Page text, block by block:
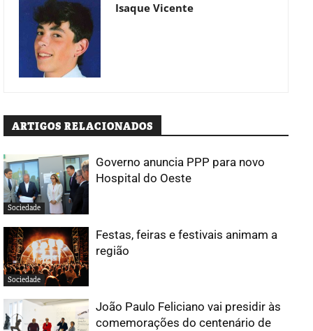
Isaque Vicente
ARTIGOS RELACIONADOS
Sociedade
Governo anuncia PPP para novo
Hospital do Oeste
Sociedade
Festas, feiras e festivais animam a
região
João Paulo Feliciano vai presidir às
comemorações do centenário de